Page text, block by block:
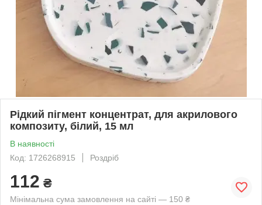
Рідкий пігмент концентрат, для акрилового
композиту, білий, 15 мл
В наявності
Код: 1726268915
Роздріб
112 ₴
Мінімальна сума замовлення на сайті — 150 ₴